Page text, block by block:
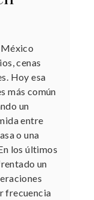
México
cenas
Hoy esa
más común
un
entre
o una
los últimos
un
frecuencia